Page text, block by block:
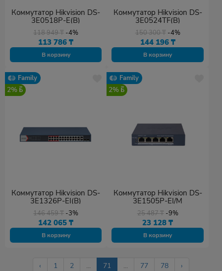
Коммутатор Hikvision DS-
3E0518P-E(B)
118 949₸ -4%
113 786₸
В корзину
Коммутатор Hikvision DS-
3E0524TF(B)
150 300₸ -4%
144 196 ₸
В корзину
Family
2%
Коммутатор Hikvision DS-
3E1326P-EI(B)
146 459₸ -3%
142 065₸
В корзину
Family
2%
Коммутатор Hikvision DS-
3E1505P-EI/M
25 487₸ -9%
23 128₸
В корзину
‹ 1 2 ... 71 ... 77 78 ›